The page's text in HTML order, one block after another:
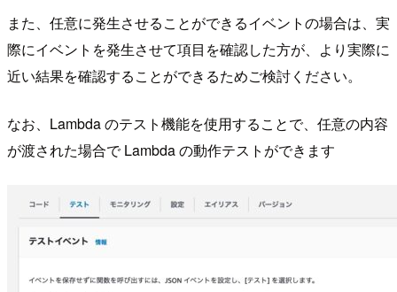
また、任意に発生させることができるイベントの場合は、実
際にイベントを発生させて項目を確認した方が、より実際に
近い結果を確認することができるためご検討ください。
なお、Lambda のテスト機能を使用することで、任意の内容
が渡された場合で Lambda の動作テストができます